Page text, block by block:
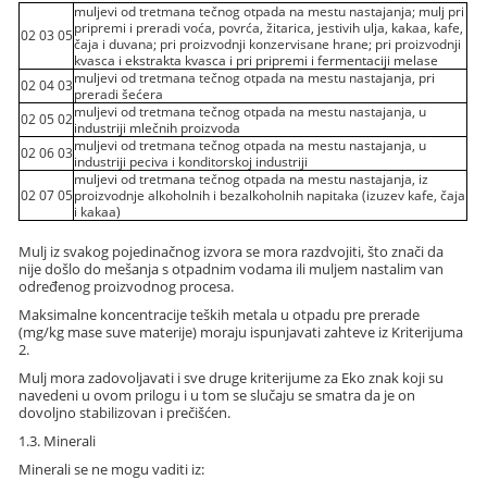
02 03 05
muljevi od tretmana tečnog otpada na mestu nastajanja; mulj pri
pripremi i preradi voća, povrća, žitarica, jestivih ulja, kakaa, kafe,
čaja i duvana; pri proizvodnji konzervisane hrane; pri proizvodnji
kvasca i ekstrakta kvasca i pri pripremi i fermentaciji melase
02 04 03muljevi od tretmana tečnog otpada na mestu nastajanja, pri
preradi šećera
02 05 02muljevi od tretmana tečnog otpada na mestu nastajanja, u
industriji mlečnih proizvoda
02 06 03muljevi od tretmana tečnog otpada na mestu nastajanja, u
industriji peciva i konditorskoj industriji
02 07 05
muljevi od tretmana tečnog otpada na mestu nastajanja, iz
proizvodnje alkoholnih i bezalkoholnih napitaka (izuzev kafe, čaja
i kakaa)
Mulj iz svakog pojedinačnog izvora se mora razdvojiti, što znači da
nije došlo do mešanja s otpadnim vodama ili muljem nastalim van
određenog proizvodnog procesa.
Maksimalne koncentracije teških metala u otpadu pre prerade
(mg/kg mase suve materije) moraju ispunjavati zahteve iz Kriterijuma
2.
Mulj mora zadovoljavati i sve druge kriterijume za Eko znak koji su
navedeni u ovom prilogu i u tom se slučaju se smatra da je on
dovoljno stabilizovan i prečišćen.
1.3. Minerali
Minerali se ne mogu vaditi iz: